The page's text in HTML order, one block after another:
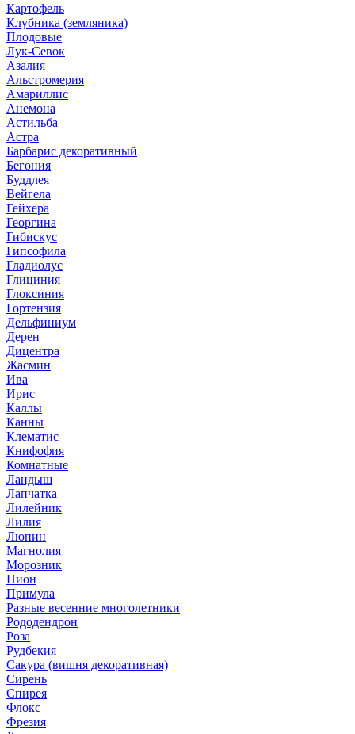
Картофель
Клубника (земляника)
Плодовые
Лук-Севок
Азалия
Альстромерия
Амариллис
Анемона
Астильба
Астра
Барбарис декоративный
Бегония
Буддлея
Вейгела
Гейхера
Георгина
Гибискус
Гипсофила
Гладиолус
Глициния
Глоксиния
Гортензия
Дельфиниум
Дерен
Дицентра
Жасмин
Ива
Ирис
Каллы
Канны
Клематис
Книфофия
Комнатные
Ландыш
Лапчатка
Лилейник
Лилия
Люпин
Магнолия
Морозник
Пион
Примула
Разные весенние многолетники
Рододендрон
Роза
Рудбекия
Сакура (вишня декоративная)
Сирень
Спирея
Флокс
Фрезия